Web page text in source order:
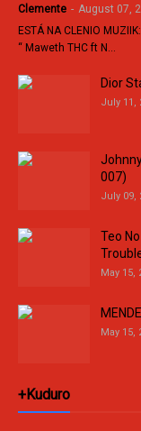
Clemente - August 07,
ESTÁ NA CLENIO
“ Maweth THC ft N…
Dior
July 11,
007)
July 09,
Teo
May 15,
May 15,
+Kuduro